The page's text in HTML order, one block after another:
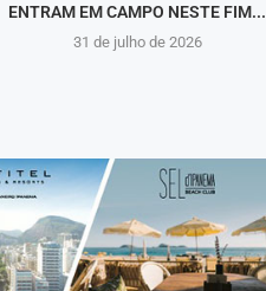
ENTRAM EM CAMPO NESTE FIM...
31 de julho de 2026